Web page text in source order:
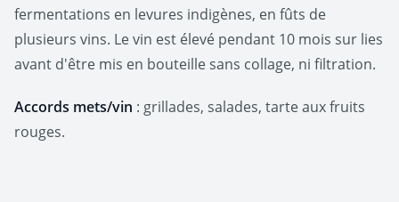
fermentations en levures indigènes, en fûts de
plusieurs vins. Le vin est élevé pendant 10 mois sur lies
avant d'être mis en bouteille sans collage, ni filtration.
Accords mets/vin : grillades, salades, tarte aux fruits
rouges.